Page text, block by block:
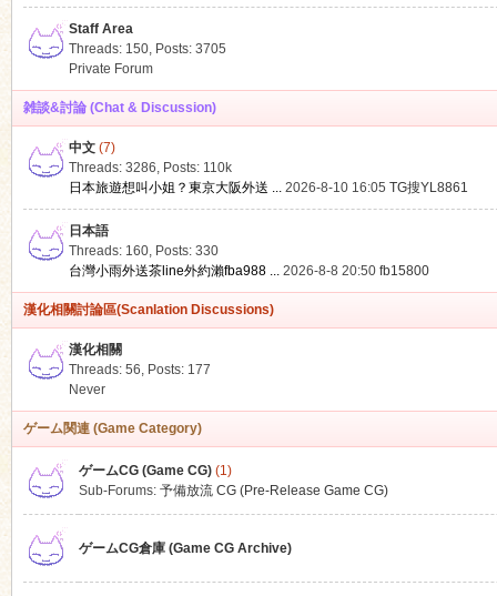
Staff Area
Threads: 150, Posts: 3705
Private Forum
雑談&討論 (Chat & Discussion)
中文(7)
Threads: 3286, Posts: 110k
日本旅遊想叫小姐？東京大阪外送 ... 2026-8-10 16:05 TG搜YL8861
日本語
Threads: 160, Posts: 330
台灣小雨外送茶line外約瀨fba988 ... 2026-8-8 20:50 fb15800
漢化相關討論區(Scanlation Discussions)
漢化相關
Threads: 56, Posts: 177
Never
ゲーム関連 (Game Category)
ゲームCG (Game CG)(1)
Sub-Forums: 予備放流 CG (Pre-Release Game CG)
ゲームCG倉庫 (Game CG Archive)